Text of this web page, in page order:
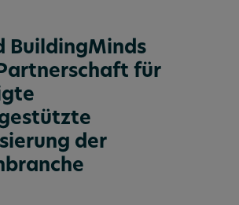
BuildingMinds
für
der